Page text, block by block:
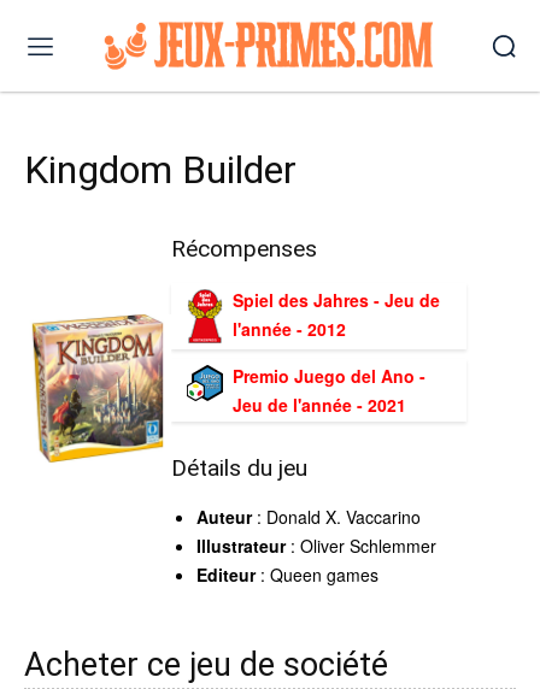
Kingdom Builder
Récompenses
Spiel des Jahres - Jeu de
l'année - 2012
Premio Juego del Ano -
Jeu de l'année - 2021
Détails du jeu
Auteur: Donald X. Vaccarino
Illustrateur: Oliver Schlemmer
Editeur: Queen games
Acheter ce jeu de société